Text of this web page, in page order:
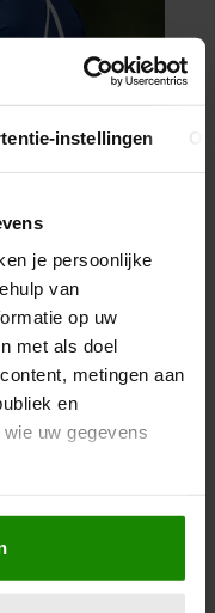
instellingen
je persoonlijke
van
op uw
met als doel
metingen aan
en
uw gegevens
geografische
kan zijn